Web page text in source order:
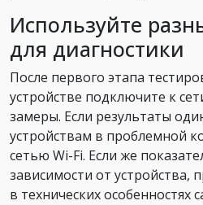
Используйте
для диагностики
После первого этапа
устройстве подключите к
замеры. Если результаты
устройствам в проблемной
сетью Wi-Fi. Если же
зависимости от устройства,
в технических особенностях